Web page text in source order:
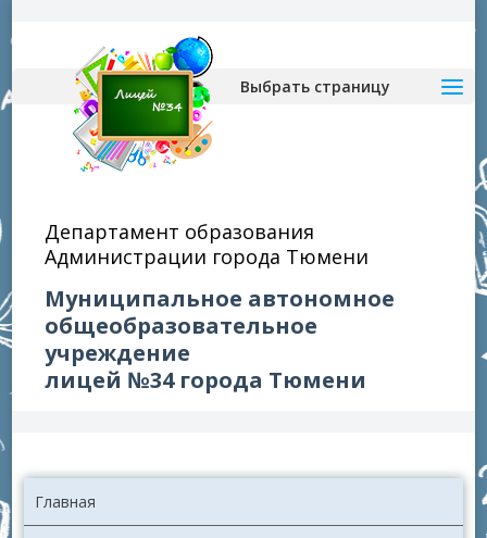
Департамент образования
Администрации города Тюмени
Муниципальное автономное
общеобразовательное
учреждение
лицей №34 города Тюмени
Выбрать страницу
Главная